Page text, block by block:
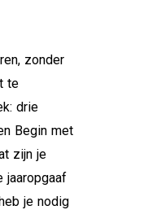
zonder
te
drie
Begin met
zijn je
jaaropgaaf
je nodig